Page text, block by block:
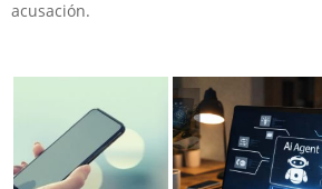
acusación.